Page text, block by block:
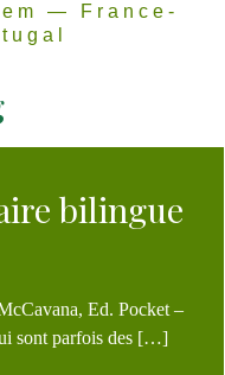
— France-
sont parfois des […]